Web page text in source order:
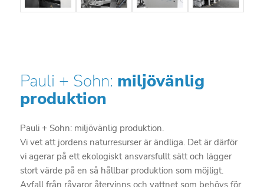
Pauli + Sohn: miljövänlig
produktion
Pauli + Sohn: miljövänlig produktion.
Vi vet att jordens naturresurser är ändliga. Det är därför
vi agerar på ett ekologiskt ansvarsfullt sätt och lägger
stort värde på en så hållbar produktion som möjligt.